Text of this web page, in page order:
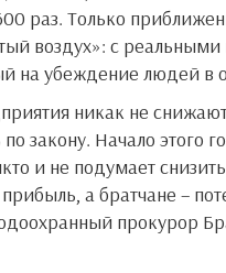
раз. Только
воздух»: с
на убеждение людей в
закону. Начало этого
и не подумает
прибыль, а братчане –
прокурор